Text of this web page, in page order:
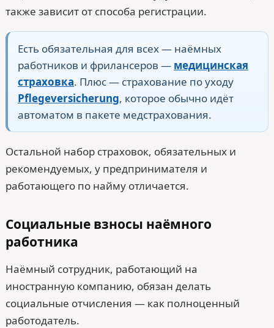
также зависит от способа регистрации.
Есть обязательная для всех — наёмных
работников и фрилансеров — медицинская
страховка. Плюс — страхование по уходу
Pflegeversicherung, которое обычно идёт
автоматом в пакете медстрахования.
Остальной набор страховок, обязательных и
рекомендуемых, у предпринимателя и
работающего по найму отличается.
Социальные взносы наёмного
работника
Наёмный сотрудник, работающий на
иностранную компанию, обязан делать
социальные отчисления — как полноценный
работодатель.